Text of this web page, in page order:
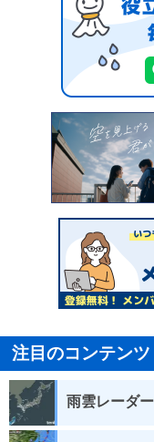
注目のコンテンツ
雨雲レーダー